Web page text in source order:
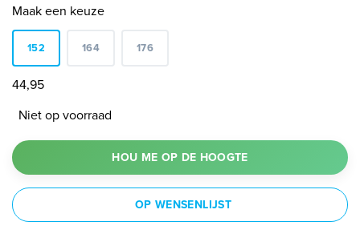
Maak een keuze
152 164 176
44,95
Niet op voorraad
HOU ME OP DE HOOGTE
OP WENSENLIJST